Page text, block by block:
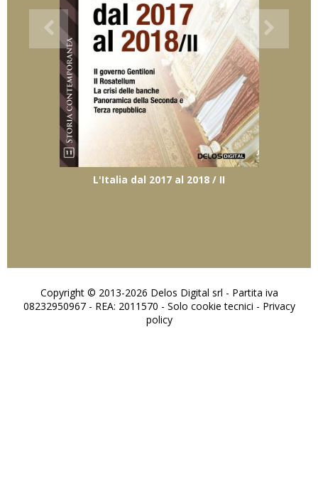
L'Italia dal 2017 al 2018 / II
Copyright © 2013-2026 Delos Digital srl - Partita iva
08232950967 - REA: 2011570 - Solo cookie tecnici - Privacy
policy